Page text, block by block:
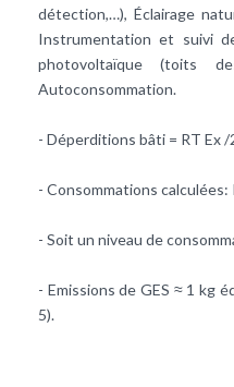
détection,…), Éclairage
Instrumentation et suivi
photovoltaïque (toits
Autoconsommation.
- Déperditions bâti = RT Ex /
- Consommations calculées:
- Soit un niveau de
- Emissions de GES ≈ 1 kg
5).